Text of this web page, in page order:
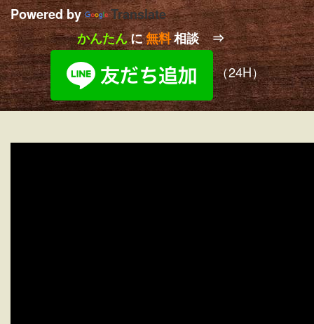
Powered by
Translate
かんたんに無料相談 ⇒
（24H）